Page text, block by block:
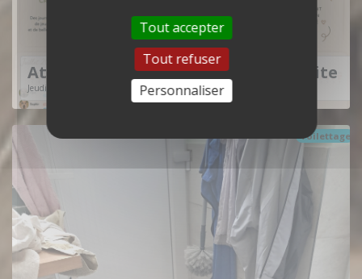
Attention le planning se remplis vite
Jeudi 14 Mai 2026
Toilettage
Tout accepter
Tout refuser
Personnaliser